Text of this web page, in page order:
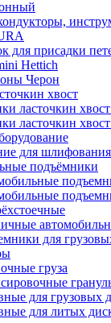
для присадки
Hettich
Черон
хвост
ласточкин хвост
ласточкин
для
подъёмники
для
груза
для грузовых
для литых